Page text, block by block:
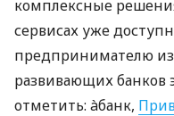
комплексные
сервисах уже
предпринимателю
развивающих банков
отметить: àбанк,